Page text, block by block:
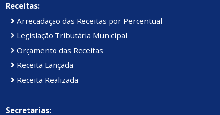
Receitas:
Arrecadação das Receitas por Percentual
Legislação Tributária Municipal
Orçamento das Receitas
Receita Lançada
Receita Realizada
Secretarias: